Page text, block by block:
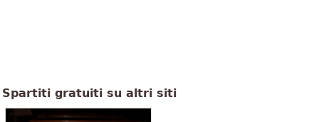
Spartiti gratuiti su altri siti